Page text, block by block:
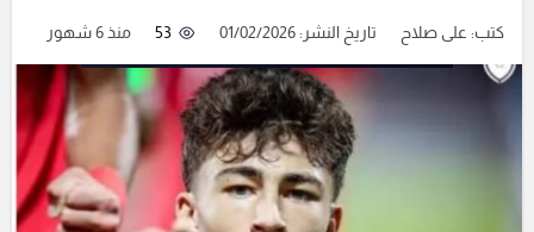
كتب: على صلاح تاريخ النشر: 01/02/2026 53 منذ 6 شهور